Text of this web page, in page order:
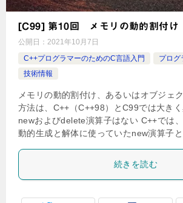
[C99] 第10回 メモリの動的割付け
公開日： 2021年10月7日
C++プログラマーのためのC言語入門
プログ
技術情報
メモリの動的割付け、あるいはオブジェ
方法は、C++（C++98）とC99では大きく
newおよびdelete演算子はない C++では
動的生成と解体に使っていたnew演算子
続きを読む